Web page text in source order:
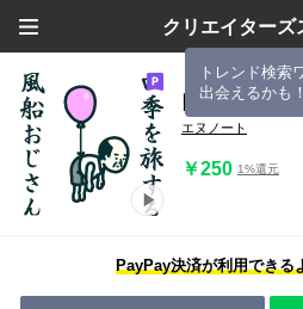
クリエイターズ
トレンド検索
出会えるかも！
四季を旅する
エヌノート
￥250 1%還元
PayPay決済が利用できる